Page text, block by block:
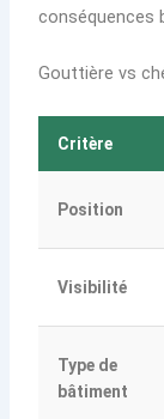
conséquences
Gouttière vs
Critère
Position
Visibilité
Type de
bâtiment